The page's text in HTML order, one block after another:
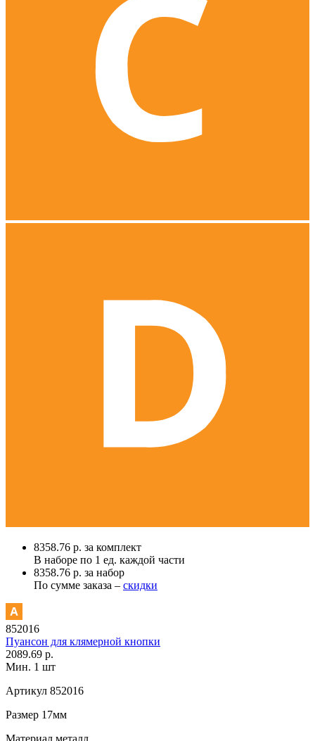
8358.76 р. за комплект
В наборе по 1 ед. каждой части
8358.76 р. за набор
По сумме заказа – скидки
852016
Пуансон для клямерной кнопки
2089.69 р.
Мин. 1 шт
Артикул 852016
Размер 17мм
Материал металл